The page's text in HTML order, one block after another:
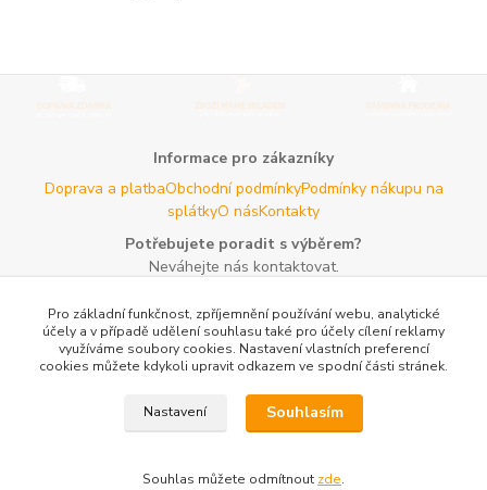
Informace pro zákazníky
Doprava a platbaObchodní podmínkyPodmínky nákupu na
splátkyO násKontakty
Potřebujete poradit s výběrem?
Neváhejte nás kontaktovat.
Email:info@agroczechia.cz- kdykoliv
Užitečné informace
lesníckeho náradia a potrieb
Formulář odstoupení o
Reklamace a vrácení zbožíRady a tipyTabulky rozměrů
Pro základní funkčnost, zpříjemnění používání webu, analytické
účely a v případě udělení souhlasu také pro účely cílení reklamy
využíváme soubory cookies. Nastavení vlastních preferencí
cookies můžete kdykoli upravit odkazem ve spodní části stránek.
Nastavení Souhlasím
Souhlas můžete odmítnout zde.